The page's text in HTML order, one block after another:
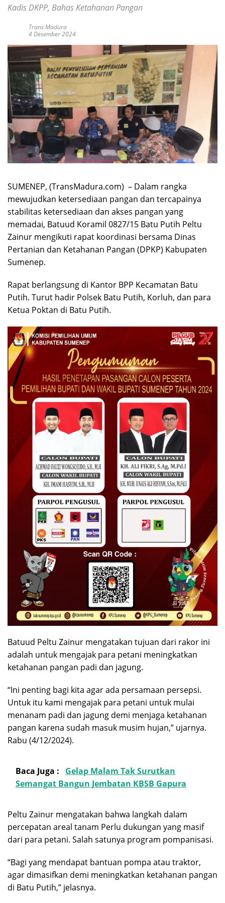
Kadis DKPP, Bahas Ketahanan Pangan
Trans Madura
4 Desember 2024
SUMENEP, (TransMadura.com) – Dalam rangka
mewujudkan ketersediaan pangan dan tercapainya
stabilitas ketersediaan dan akses pangan yang
memadai, Batuud Koramil 0827/15 Batu Putih Peltu
Zainur mengikuti rapat koordinasi bersama Dinas
Pertanian dan Ketahanan Pangan (DPKP) Kabupaten
Sumenep.
Rapat berlangsung di Kantor BPP Kecamatan Batu
Putih. Turut hadir Polsek Batu Putih, Korluh, dan para
Ketua Poktan di Batu Putih.
Batuud Peltu Zainur mengatakan tujuan dari rakor ini
adalah untuk mengajak para petani meningkatkan
ketahanan pangan padi dan jagung.
“Ini penting bagi kita agar ada persamaan persepsi.
Untuk itu kami mengajak para petani untuk mulai
menanam padi dan jagung demi menjaga ketahanan
pangan karena sudah masuk musim hujan,” ujarnya.
Rabu (4/12/2024).
Baca Juga :
Gelap Malam Tak Surutkan
Semangat Bangun Jembatan KBSB Gapura
Peltu Zainur mengatakan bahwa langkah dalam
percepatan areal tanam Perlu dukungan yang masif
dari para petani. Salah satunya program pompanisasi.
“Bagi yang mendapat bantuan pompa atau traktor,
agar dimasifkan demi meningkatkan ketahanan pangan
di Batu Putih,” jelasnya.